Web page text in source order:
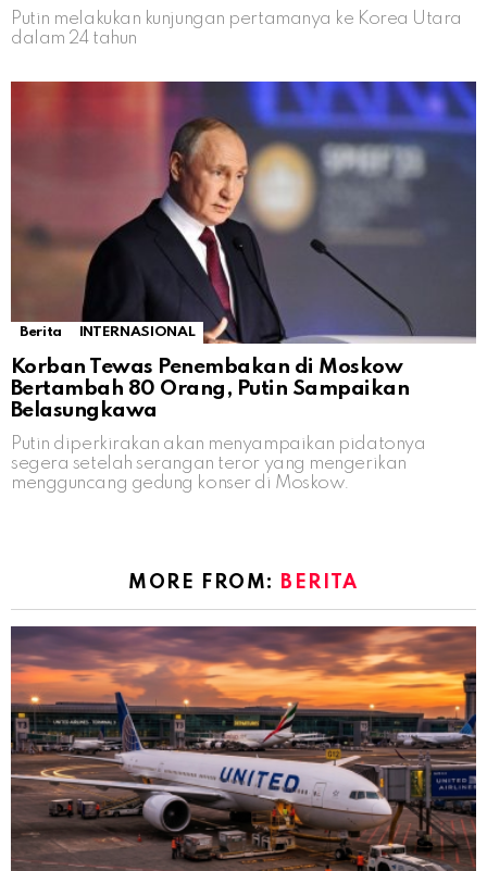
Putin melakukan kunjungan pertamanya ke Korea Utara
dalam 24 tahun
Berita INTERNASIONAL
Korban Tewas Penembakan di Moskow
Bertambah 80 Orang, Putin Sampaikan
Belasungkawa
Putin diperkirakan akan menyampaikan pidatonya
segera setelah serangan teror yang mengerikan
mengguncang gedung konser di Moskow.
MORE FROM: BERITA